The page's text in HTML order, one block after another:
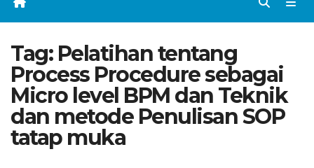
Tag: Pelatihan tentang
Process Procedure sebagai
Micro level BPM dan Teknik
dan metode Penulisan SOP
tatap muka